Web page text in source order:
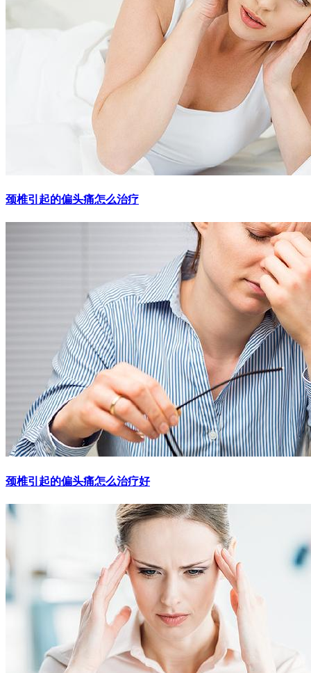
颈椎引起的偏头痛怎么治疗
颈椎引起的偏头痛怎么治疗好